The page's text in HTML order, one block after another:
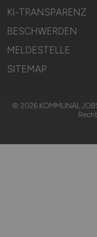
KI-TRANSPARENZ
BESCHWERDEN
MELDESTELLE
SITEMAP
© 2026